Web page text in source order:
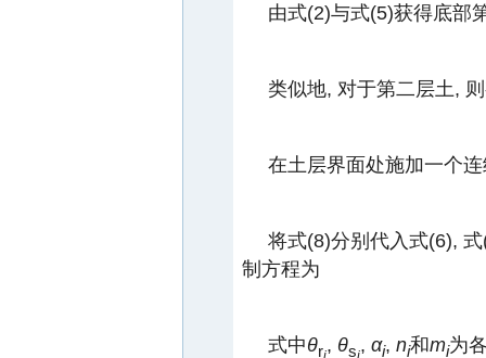
由式(2)与式(5)获得底部
类似地, 对于第二层土,
在土层界面处施加一个
将式(8)分别代入式(6),
制方程为
式中θr , θs , αi, ni和mi为